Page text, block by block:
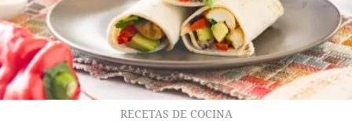
RECETAS DE COCINA